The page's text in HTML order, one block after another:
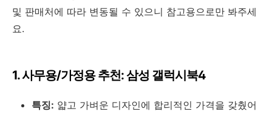
및 판매처에 따라 변동될 수 있으니 참고용으로만 봐주세
요.
1. 사무용/가정용 추천: 삼성 갤럭시북4
특징: 얇고 가벼운 디자인에 합리적인 가격을 갖췄어